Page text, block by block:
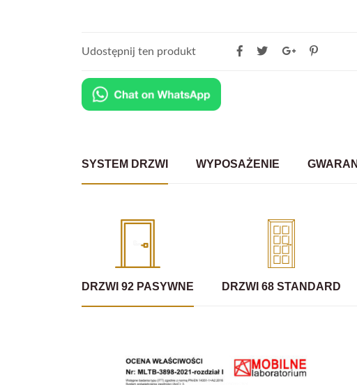
Udostępnij ten produkt
SYSTEM DRZWI WYPOSAŻENIE
DRZWI 92 PASYWNE DRZWI 68 STANDARD